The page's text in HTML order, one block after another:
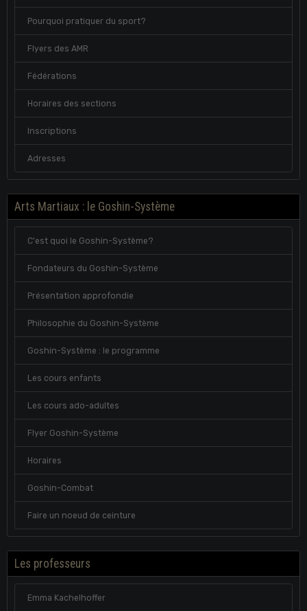
Pourquoi pratiquer du sport?
Flyers des AMR
Fédérations
Horaires des sections
Inscriptions
Adresses
Arts Martiaux : le Goshin-Système
C'est quoi le Goshin-Système?
Fondateurs du Goshin-Système
Présentation approfondie
Philosophie du Goshin-Système
Goshin-Système : le programme
Les cours enfants
Les cours ado-adultes
Flyer Goshin-Système
Horaires
Goshin-Combat
Faire un noeud de ceinture
Les professeurs
Emma Kachelhoffer